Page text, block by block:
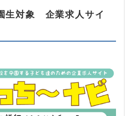
生対象 企業求人サイ